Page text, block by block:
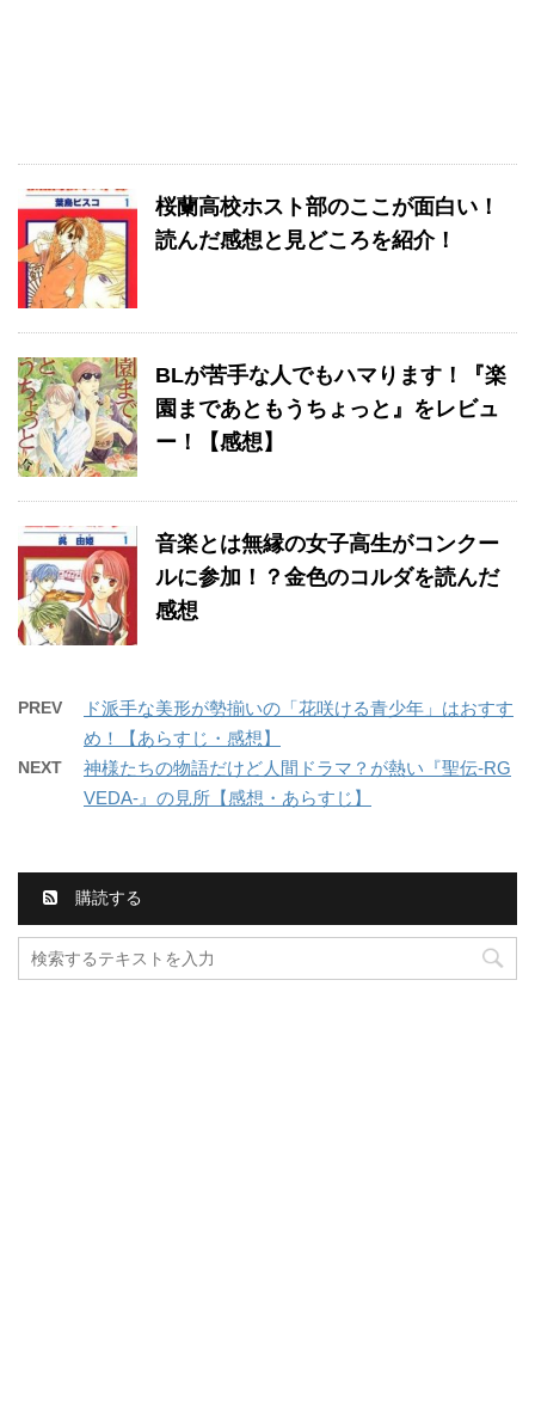
桜蘭高校ホスト部のここが面白い！
読んだ感想と見どころを紹介！
BLが苦手な人でもハマります！『楽
園まであともうちょっと』をレビュ
ー！【感想】
音楽とは無縁の女子高生がコンクー
ルに参加！？金色のコルダを読んだ
感想
PREV
ド派手な美形が勢揃いの「花咲ける青少年」はおすす
め！【あらすじ・感想】
NEXT
神様たちの物語だけど人間ドラマ？が熱い『聖伝-RG
VEDA-』の見所【感想・あらすじ】
購読する